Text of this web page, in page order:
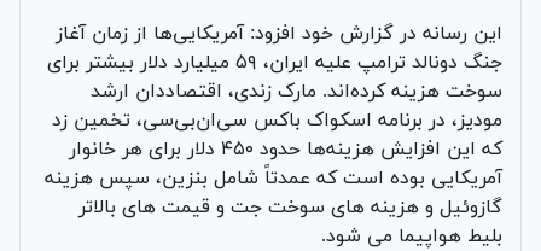
این رسانه در گزارش خود افزود: آمریکایی‌ها از زمان آغاز
جنگ دونالد ترامپ علیه ایران، ۵۹ میلیارد دلار بیشتر برای
سوخت هزینه کرده‌اند. مارک زندی، اقتصاددان ارشد
مودیز، در برنامه اسکواک باکس سی‌ان‌بی‌سی، تخمین زد
که این افزایش هزینه‌ها حدود ۴۵۰ دلار برای هر خانوار
آمریکایی بوده است که عمدتاً شامل بنزین، سپس هزینه
گازوئیل و هزینه های سوخت جت و قیمت‌ های بالاتر
بلیط هواپیما می شود.